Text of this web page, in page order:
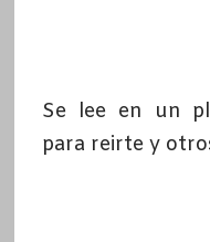
Se lee en un
para reirte y